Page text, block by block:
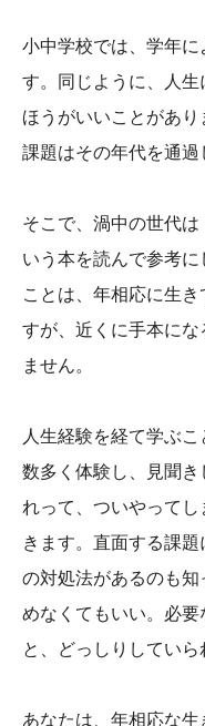
小中学校では、学年に
す。同じように、人
ほうがいいことがあ
課題はその年代を通過
そこで、渦中の世代
いう本を読んで参考
ことは、年相応に生
すが、近くに手本に
ません。
人生経験を経て学ぶ
数多く体験し、見聞
れって、ついやって
きます。直面する課
の対処法があるのも
めなくてもいい。必要
と、どっしりしていら
あなたは、年相応な